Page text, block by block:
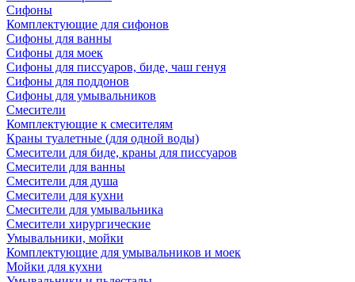
Сифоны
Комплектующие для сифонов
Сифоны для ванны
Сифоны для моек
Сифоны для писсуаров, биде, чаш генуя
Сифоны для поддонов
Сифоны для умывальников
Смесители
Комплектующие к смесителям
Краны туалетные (для одной воды)
Смесители для биде, краны для писсуаров
Смесители для ванны
Смесители для душа
Смесители для кухни
Смесители для умывальника
Смесители хирургические
Умывальники, мойки
Комплектующие для умывальников и моек
Мойки для кухни